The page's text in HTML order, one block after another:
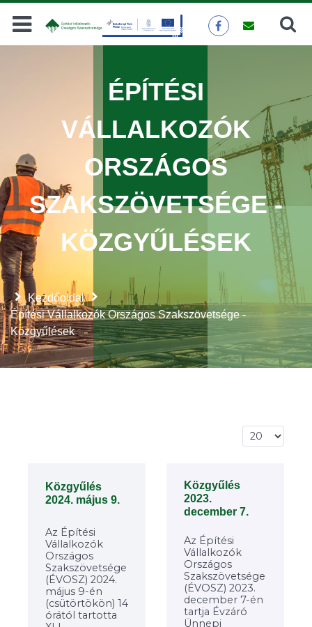
Keresés
Kezdőoldal
Építési Vállalkozók Országos Szakszövetsége -
Közgyűlések
ÉPÍTÉSI
VÁLLALKOZÓK
ORSZÁGOS
SZAKSZÖVETSÉGE -
KÖZGYŰLÉSEK
Tételek #
Közgyűlés
2024. május 9.
Az Építési
Vállalkozók
Országos
Szakszövetsége
(ÉVOSZ) 2024.
május 9-én
(csütörtökön) 14
órától tartotta
Közgyűlés
2023.
december 7.
Az Építési
Vállalkozók
Országos
Szakszövetsége
(ÉVOSZ) 2023.
december 7-én
tartja Évzáró
Ünnepi